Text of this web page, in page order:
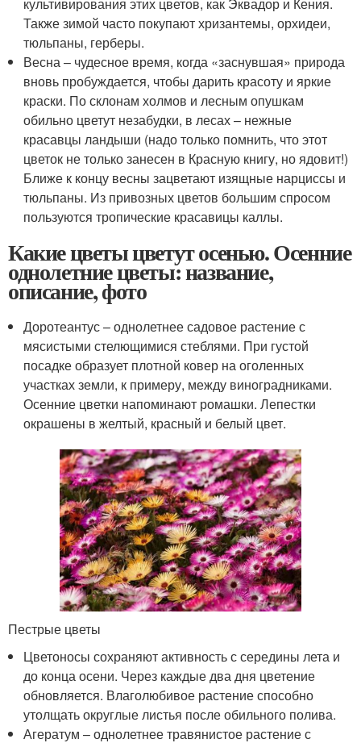
Также зимой часто покупают хризантемы, орхидеи,
тюльпаны, герберы.
Весна – чудесное время, когда «заснувшая» природа
вновь пробуждается, чтобы дарить красоту и яркие
краски. По склонам холмов и лесным опушкам
обильно цветут незабудки, в лесах – нежные
красавцы ландыши (надо только помнить, что этот
цветок не только занесен в Красную книгу, но ядовит!)
Ближе к концу весны зацветают изящные нарциссы и
тюльпаны. Из привозных цветов большим спросом
пользуются тропические красавицы каллы.
Какие цветы цветут осенью. Осенние
однолетние цветы: название,
описание, фото
Доротеантус – однолетнее садовое растение с
мясистыми стелющимися стеблями. При густой
посадке образует плотной ковер на оголенных
участках земли, к примеру, между виноградниками.
Осенние цветки напоминают ромашки. Лепестки
окрашены в желтый, красный и белый цвет.
Пестрые цветы
Цветоносы сохраняют активность с середины лета и
до конца осени. Через каждые два дня цветение
обновляется. Влаголюбивое растение способно
утолщать округлые листья после обильного полива.
Агератум – однолетнее травянистое растение с